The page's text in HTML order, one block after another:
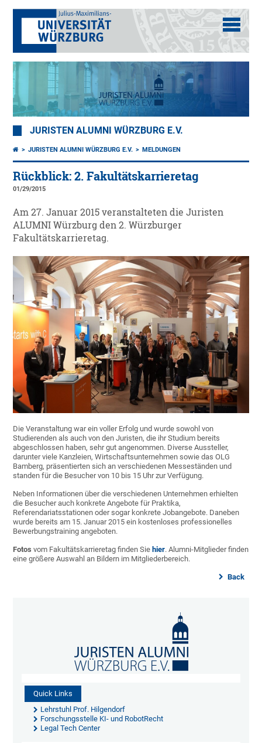
JURISTEN ALUMNI WÜRZBURG E.V.
JURISTEN ALUMNI WÜRZBURG E.V. MELDUNGEN
Rückblick: 2. Fakultätskarrieretag
01/29/2015
Am 27. Januar 2015 veranstalteten die Juristen
ALUMNI Würzburg den 2. Würzburger
Fakultätskarrieretag.
Die Veranstaltung war ein voller Erfolg und wurde sowohl von
Studierenden als auch von den Juristen, die ihr Studium bereits
abgeschlossen haben, sehr gut angenommen. Diverse Aussteller,
darunter viele Kanzleien, Wirtschaftsunternehmen sowie das OLG
Bamberg, präsentierten sich an verschiedenen Messeständen und
standen für die Besucher von 10 bis 15 Uhr zur Verfügung.
Neben Informationen über die verschiedenen Unternehmen erhielten
die Besucher auch konkrete Angebote für Praktika,
Referendariatsstationen oder sogar konkrete Jobangebote. Daneben
wurde bereits am 15. Januar 2015 ein kostenloses professionelles
Bewerbungstraining angeboten.
Fotos vom Fakultätskarrieretag finden Sie hier. Alumni-Mitglieder finden
eine größere Auswahl an Bildern im Mitgliederbereich.
Back
Quick Links
Lehrstuhl Prof. Hilgendorf
Forschungsstelle KI- und RobotRecht
Legal Tech Center